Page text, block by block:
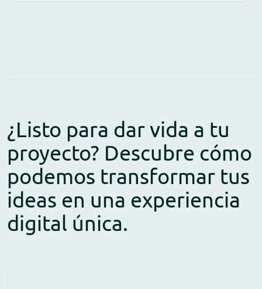
¿Listo para dar vida a tu
proyecto? Descubre cómo
podemos transformar tus
ideas en una experiencia
digital única.